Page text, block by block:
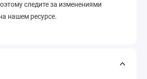
следите за изменениями
нашем ресурсе.